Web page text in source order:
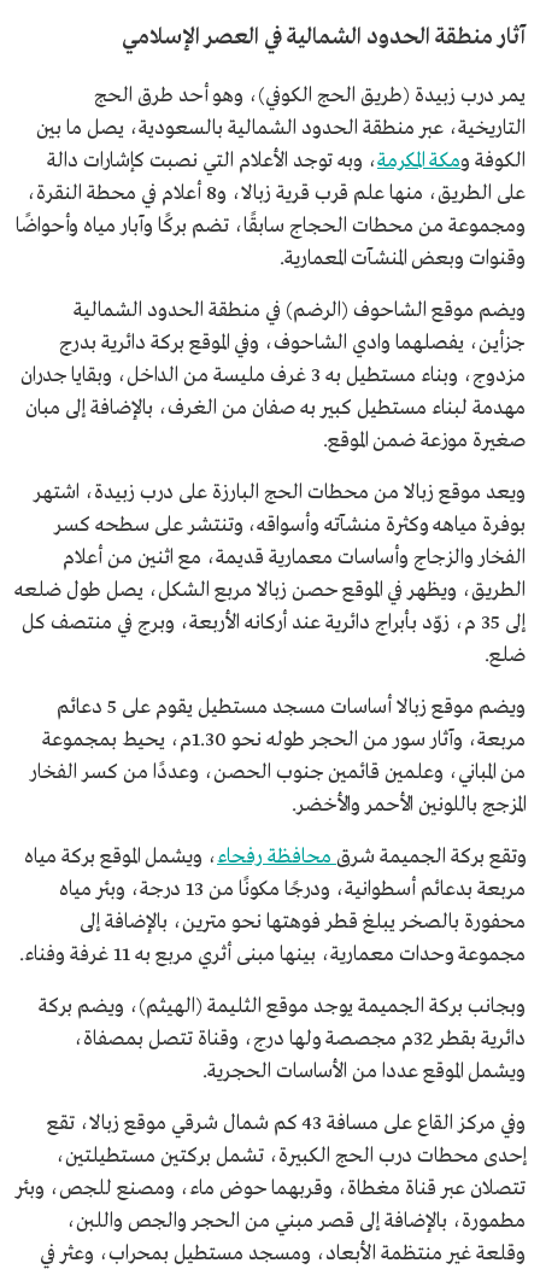
آثار منطقة الحدود الشمالية في العصر الإسلامي
يمر درب زبيدة (طريق الحج الكوفي)، وهو أحد طرق الحج
التاريخية، عبر منطقة الحدود الشمالية بالسعودية، يصل ما بين
الكوفة ومكة المكرمة، وبه توجد الأعلام التي نصبت كإشارات دالة
على الطريق، منها علم قرب قرية زبالا، و8 أعلام في محطة النقرة،
ومجموعة من محطات الحجاج سابقًا، تضم بركًا وآبار مياه وأحواضًا
وقنوات وبعض المنشآت المعمارية.
ويضم موقع الشاحوف (الرضم) في منطقة الحدود الشمالية
جزأين، يفصلهما وادي الشاحوف، وفي الموقع بركة دائرية بدرج
مزدوج، وبناء مستطيل به 3 غرف مليسة من الداخل، وبقايا جدران
مهدمة لبناء مستطيل كبير به صفان من الغرف، بالإضافة إلى مبان
صغيرة موزعة ضمن الموقع.
ويعد موقع زبالا من محطات الحج البارزة على درب زبيدة، اشتهر
بوفرة مياهه وكثرة منشآته وأسواقه، وتنتشر على سطحه كسر
الفخار والزجاج وأساسات معمارية قديمة، مع اثنين من أعلام
الطريق، ويظهر في الموقع حصن زبالا مربع الشكل، يصل طول ضلعه
إلى 35 م، زوّد بأبراج دائرية عند أركانه الأربعة، وبرج في منتصف كل
ضلع.
ويضم موقع زبالا أساسات مسجد مستطيل يقوم على 5 دعائم
مربعة، وآثار سور من الحجر طوله نحو 1.30م، يحيط بمجموعة
من المباني، وعلمين قائمين جنوب الحصن، وعددًا من كسر الفخار
المزجج باللونين الأحمر والأخضر.
وتقع بركة الجميمة شرق محافظة رفحاء، ويشمل الموقع بركة مياه
مربعة بدعائم أسطوانية، ودرجًا مكونًا من 13 درجة، وبئر مياه
محفورة بالصخر يبلغ قطر فوهتها نحو مترين، بالإضافة إلى
مجموعة وحدات معمارية، بينها مبنى أثري مربع به 11 غرفة وفناء.
وبجانب بركة الجميمة يوجد موقع الثليمة (الهيثم)، ويضم بركة
دائرية بقطر 32م مجصصة ولها درج، وقناة تتصل بمصفاة،
ويشمل الموقع عددا من الأساسات الحجرية.
وفي مركز القاع على مسافة 43 كم شمال شرقي موقع زبالا، تقع
إحدى محطات درب الحج الكبيرة، تشمل بركتين مستطيلتين،
تتصلان عبر قناة مغطاة، وقربهما حوض ماء، ومصنع للجص، وبئر
مطمورة، بالإضافة إلى قصر مبني من الحجر والجص واللبن،
وقلعة غير منتظمة الأبعاد، ومسجد مستطيل بمحراب، وعثر في